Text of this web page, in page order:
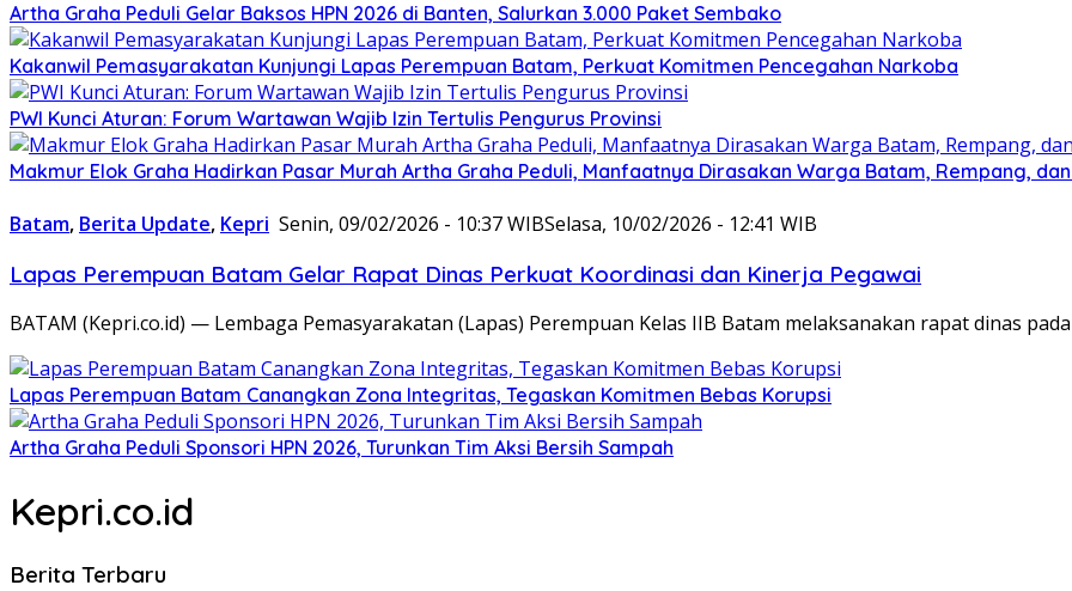
Artha Graha Peduli Gelar Baksos HPN 2026 di Banten, Salurkan 3.000 Paket Sembako
Kakanwil Pemasyarakatan Kunjungi Lapas Perempuan Batam, Perkuat Komitmen Pencegahan Narkoba
PWI Kunci Aturan: Forum Wartawan Wajib Izin Tertulis Pengurus Provinsi
Makmur Elok Graha Hadirkan Pasar Murah Artha Graha Peduli, Manfaatnya Dirasakan Warga Batam, Rempang,
Batam, Berita Update, Kepri Senin, 09/02/2026 - 10:37 WIBSelasa, 10/02/2026 - 12:41 WIB
Lapas Perempuan Batam Gelar Rapat Dinas Perkuat Koordinasi dan Kinerja Pegawai
BATAM (Kepri.co.id) — Lembaga Pemasyarakatan (Lapas) Perempuan Kelas IIB Batam melaksanakan rapat dinas
Lapas Perempuan Batam Canangkan Zona Integritas, Tegaskan Komitmen Bebas Korupsi
Artha Graha Peduli Sponsori HPN 2026, Turunkan Tim Aksi Bersih Sampah
Kepri.co.id
Berita Terbaru